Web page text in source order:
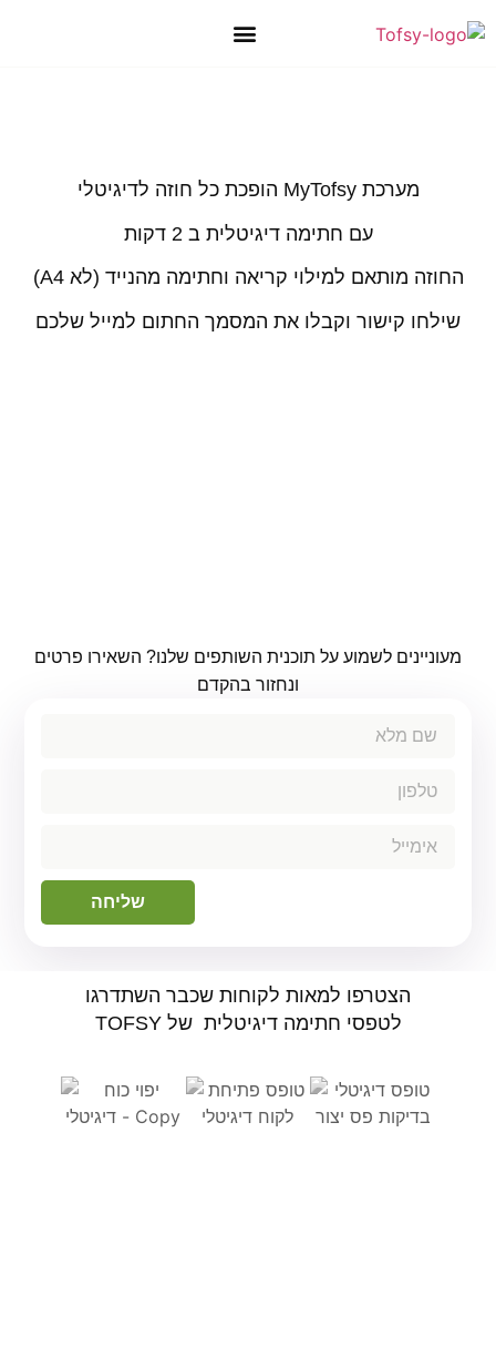
מערכת MyTofsy הופכת כל חוזה לדיגיטלי
עם חתימה דיגיטלית ב 2 דקות
החוזה מותאם למילוי קריאה וחתימה מהנייד (לא A4)
שילחו קישור וקבלו את המסמך החתום למייל שלכם
מעוניינים לשמוע על תוכנית השותפים שלנו? השאירו פרטים
ונחזור בהקדם
שליחה
הצטרפו למאות לקוחות שכבר השתדרגו
לטפסי חתימה דיגיטלית של TOFSY